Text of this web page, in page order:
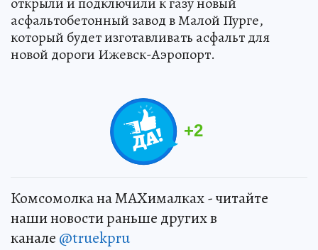
асфальтобетонный завод в Малой Пурге,
который будет изготавливать асфальт для
новой дороги Ижевск-Аэропорт.
+2
Комсомолка на MAXималках - читайте
наши новости раньше других в
канале @truekpru